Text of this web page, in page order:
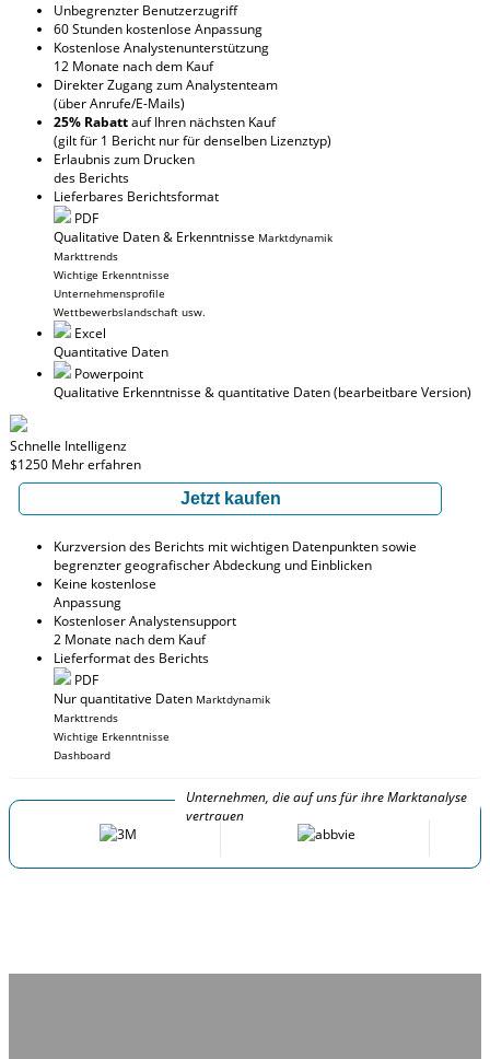
Unbegrenzter Benutzerzugriff
60 Stunden kostenlose Anpassung
Kostenlose Analystenunterstützung
12 Monate nach dem Kauf
Direkter Zugang zum Analystenteam
(über Anrufe/E-Mails)
25% Rabattauf Ihren nächsten Kauf
(gilt für 1 Bericht nur für denselben Lizenztyp)
Erlaubnis zum Drucken
des Berichts
Lieferbares Berichtsformat
PDF
Qualitative Daten & Erkenntnisse Marktdynamik
Markttrends
Wichtige Erkenntnisse
Unternehmensprofile
Wettbewerbslandschaft usw.
Excel
Quantitative Daten
Powerpoint
Qualitative Erkenntnisse & quantitative Daten(bearbeitbare Version)
Schnelle Intelligenz
$1250 Mehr erfahren
Jetzt kaufen
Kurzversion des Berichts mit wichtigen Datenpunkten sowie
begrenzter geografischer Abdeckung und Einblicken
Keine kostenlose
Anpassung
Kostenloser Analystensupport
2 Monate nach dem Kauf
Lieferformat des Berichts
PDF
Nur quantitative Daten Marktdynamik
Markttrends
Wichtige Erkenntnisse
Dashboard
Unternehmen, die auf uns für ihre Marktanalyse
vertrauen